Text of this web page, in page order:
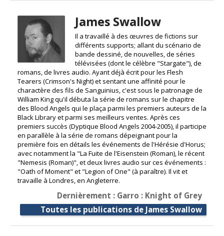
James Swallow
Il a travaillé à des œuvres de fictions sur
différents supports; allant du scénario de
bande dessiné, de nouvelles, de séries
télévisées (dont le célèbre "Stargate"), de
romans, de livres audio. Ayant déjà écrit pour les Flesh
Tearers (Crimson's Night) et sentant une affinité pour le
charactère des fils de Sanguinius, c'est sous le patronage de
William King qu'il débuta la série de romans sur le chapitre
des Blood Angels qui le plaça parmi les premiers auteurs de la
Black Library et parmi ses meilleurs ventes. Après ces
premiers succès (Dyptique Blood Angels 2004-2005), il participe
en parallèle à la série de romans dépeignant pour la
première fois en détails les événements de l'Hérésie d'Horus;
avec notamment la "La Fuite de l'Eisenstein (Roman), le récent
"Nemesis (Roman)", et deux livres audio sur ces événements :
"Oath of Moment" et "Legion of One" (à paraître). Il vit et
travaille à Londres, en Angleterre.
Dernièrement : Garro : Knight of Grey
Toutes les publications de James Swallow